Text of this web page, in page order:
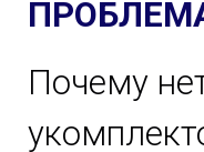
Почему